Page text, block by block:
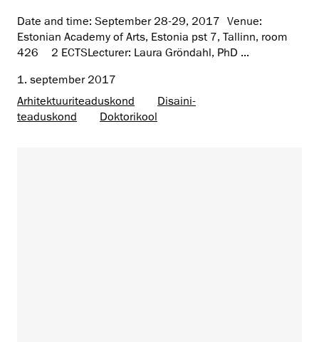
Date and time: September 28-29, 2017 Venue:
Estonian Academy of Arts, Estonia pst 7, Tallinn, room
426 2 ECTSLecturer: Laura Gröndahl, PhD ...
1. september 2017
Arhitektuuri­teaduskond
Disaini­­
teaduskond
Doktorikool